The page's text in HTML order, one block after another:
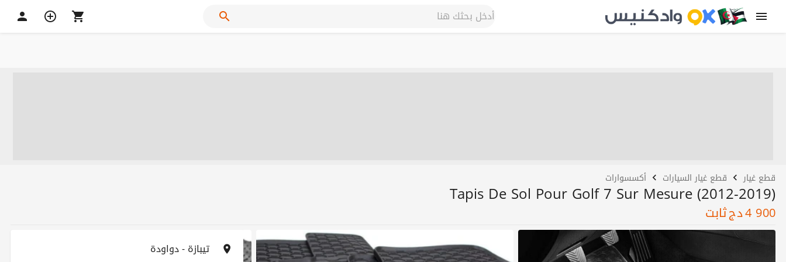
قطع غيار قطع غيار السيارات أكسسوارات
Tapis De Sol Pour Golf 7 Sur Mesure (2012-2019)
4 900دجثابت
تيبازة - دواودة